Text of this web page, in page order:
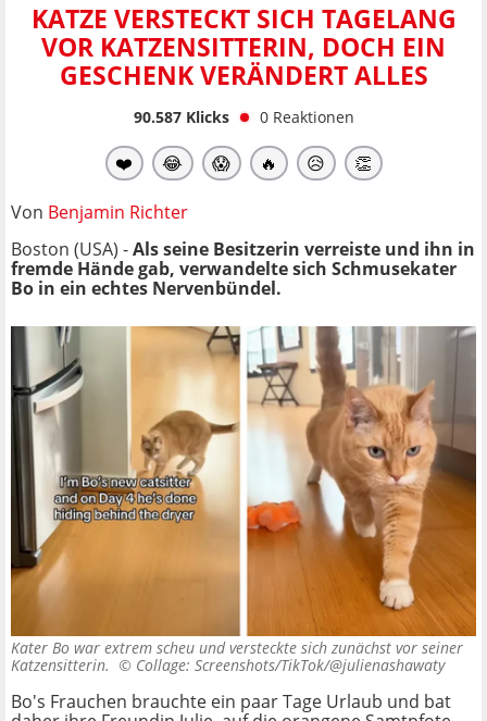
KATZE VERSTECKT SICH TAGELANG
VOR KATZENSITTERIN, DOCH EIN
GESCHENK VERÄNDERT ALLES
90.587Klicks 0 Reaktionen
❤️ 😂 😱 🔥 😥 👏
Von Benjamin Richter
Boston (USA) -Als seine Besitzerin verreiste und ihn in
fremde Hände gab, verwandelte sich Schmusekater
Bo in ein echtes Nervenbündel.
Kater Bo war extrem scheu und versteckte sich zunächst vor seiner
Katzensitterin. © Collage: Screenshots/TikTok/@julienashawaty
Bo's Frauchen brauchte ein paar Tage Urlaub und bat